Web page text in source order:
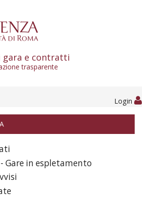
gara e contratti
trasparente
Login
Gare in espletamento